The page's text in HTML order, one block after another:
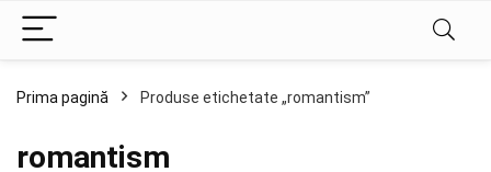
Prima pagină Produse etichetate „romantism”
romantism